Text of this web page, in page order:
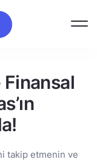
takip etmenin ve